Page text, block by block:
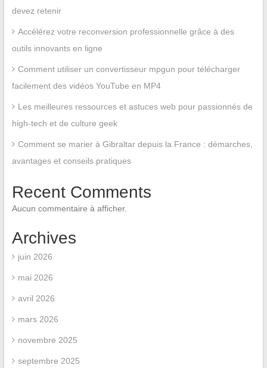
devez retenir
Accélérez votre reconversion professionnelle grâce à des
outils innovants en ligne
Comment utiliser un convertisseur mpgun pour télécharger
facilement des vidéos YouTube en MP4
Les meilleures ressources et astuces web pour passionnés de
high-tech et de culture geek
Comment se marier à Gibraltar depuis la France : démarches,
avantages et conseils pratiques
Recent Comments
Aucun commentaire à afficher.
Archives
juin 2026
mai 2026
avril 2026
mars 2026
novembre 2025
septembre 2025